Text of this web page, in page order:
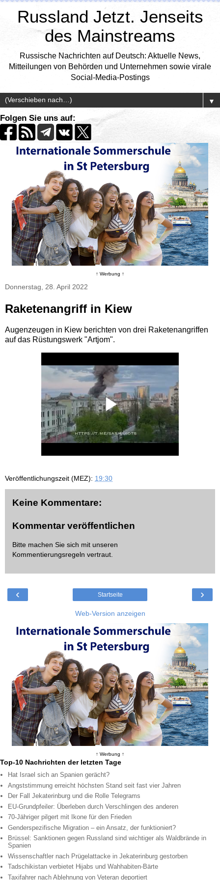
Russland Jetzt. Jenseits
des Mainstreams
Russische Nachrichten auf Deutsch: Aktuelle News,
Mitteilungen von Behörden und Unternehmen sowie virale
Social-Media-Postings
▼
Folgen Sie uns auf:
↑ Werbung ↑
Donnerstag, 28. April 2022
Raketenangriff in Kiew
Augenzeugen in Kiew berichten von drei Raketenangriffen
auf das Rüstungswerk "Artjom".
Veröffentlichungszeit (MEZ): 19:30
Keine Kommentare:
Kommentar veröffentlichen
Bitte machen Sie sich mit unseren
Kommentierungsregeln vertraut.
‹ ›
Startseite
Web-Version anzeigen
↑ Werbung ↑
Top-10 Nachrichten der letzten Tage
Hat Israel sich an Spanien gerächt?
Angststimmung erreicht höchsten Stand seit fast vier Jahren
Der Fall Jekaterinburg und die Rolle Telegrams
EU-Grundpfeiler: Überleben durch Verschlingen des anderen
70-Jähriger pilgert mit Ikone für den Frieden
Genderspezifische Migration – ein Ansatz, der funktioniert?
Brüssel: Sanktionen gegen Russland sind wichtiger als Waldbrände in
Spanien
Wissenschaftler nach Prügelattacke in Jekaterinburg gestorben
Tadschikistan verbietet Hijabs und Wahhabiten-Bärte
Taxifahrer nach Ablehnung von Veteran deportiert